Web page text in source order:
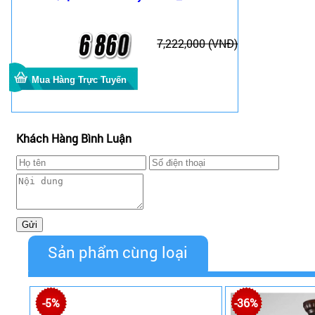
7,222,000 (VNĐ)
Khách Hàng Bình Luận
Sản phẩm cùng loại
-5% -36%